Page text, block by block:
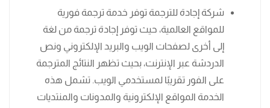
شركة إجادة للترجمة توفر خدمة ترجمة فورية
للمواقع العالمية، حيث توفر إجادة ترجمة من لغة
إلى أخرى لصفحات الويب والبريد الإلكتروني ونص
الدردشة عبر الإنترنت، بحيث تظهر النتائج المترجمة
على الفور تقريبًا لمستخدمي الويب. تشمل هذه
الخدمة المواقع الإلكترونية والمدونات والمنتديات